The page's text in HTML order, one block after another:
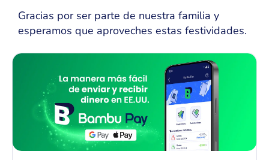
Gracias por ser parte de nuestra familia y
esperamos que aproveches estas festividades.